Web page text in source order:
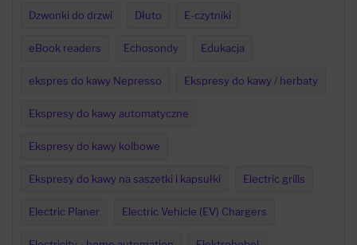
Dzwonki do drzwi Dłuto E-czytniki
eBook readers Echosondy Edukacja
ekspres do kawy Nepresso Ekspresy do kawy / herbaty
Ekspresy do kawy automatyczne
Ekspresy do kawy kolbowe
Ekspresy do kawy na saszetki i kapsułki Electric grills
Electric Planer Electric Vehicle (EV) Chargers